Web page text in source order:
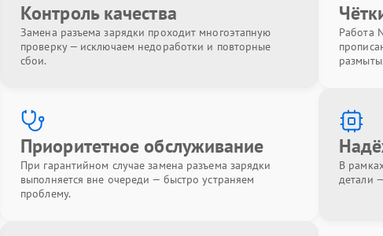
Контроль качества
Замена разъема зарядки проходит многоэтапную
проверку — исключаем недоработки и повторные
сбои.
Работа
Приоритетное обслуживание
При гарантийном случае замена разъема зарядки
выполняется вне очереди — быстро устраняем
проблему.
В
детали